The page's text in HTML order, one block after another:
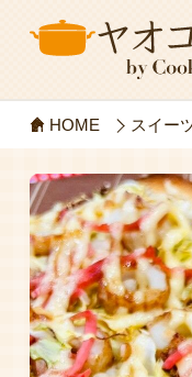
HOME スイー